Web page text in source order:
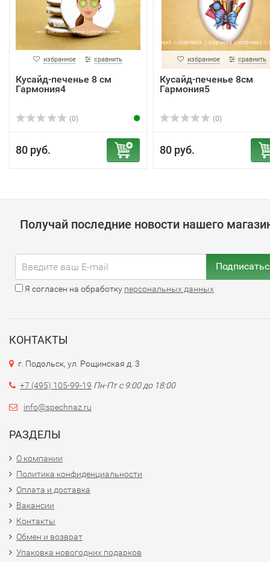
избранное сравнить
Кусайд-печенье 8 см
Гармония4
(0)
80 руб.
избранное сравнить
Кусайд-печенье 8см
Гармония5
(0)
80 руб.
Получай последние новости нашего
Я согласен на обработку персональных данных
КОНТАКТЫ
г. Подольск, ул. Рощинская д. 3
+7 (495) 105-99-19 Пн-Пт с 9:00 до 18:00
info@spechnaz.ru
РАЗДЕЛЫ
О компании
Политика конфиденциальности
Оплата и доставка
Вакансии
Контакты
Обмен и возврат
Упаковка новогодних подарков